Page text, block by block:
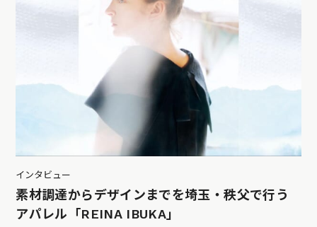
インタビュー
素材調達からデザインまでを埼玉・秩父で行う
アパレル「REINA IBUKA」